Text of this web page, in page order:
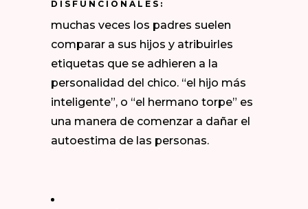
DISFUNCIONALES:
muchas veces los padres suelen
comparar a sus hijos y atribuirles
etiquetas que se adhieren a la
personalidad del chico. “el hijo más
inteligente”, o “el hermano torpe” es
una manera de comenzar a dañar el
autoestima de las personas.